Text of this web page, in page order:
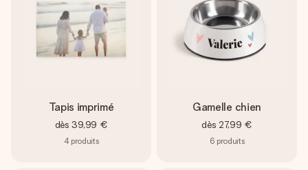
Tapis imprimé
dès 39,99 €
4 produits
Gamelle chien
dès 27,99 €
6 produits